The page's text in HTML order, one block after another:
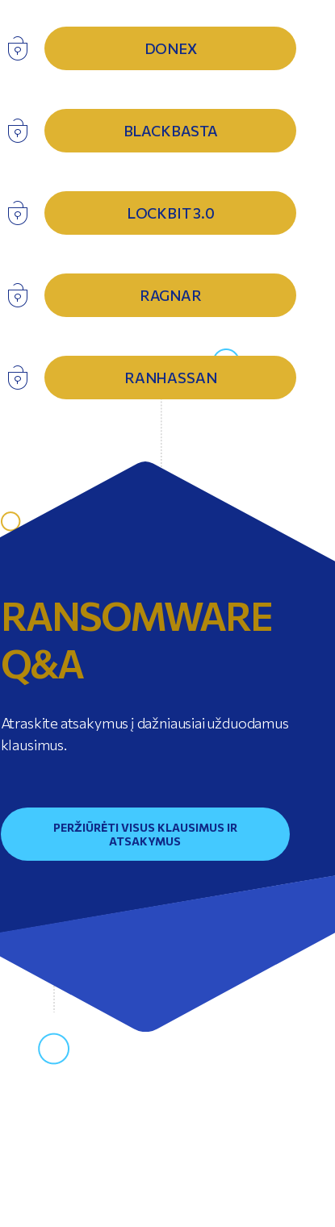
DONEX
BLACKBASTA
LOCKBIT 3.0
RAGNAR
RANHASSAN
RANSOMWARE
Q&A
Atraskite atsakymus į dažniausiai užduodamus
klausimus.
PERŽIŪRĖTI VISUS KLAUSIMUS IR
ATSAKYMUS